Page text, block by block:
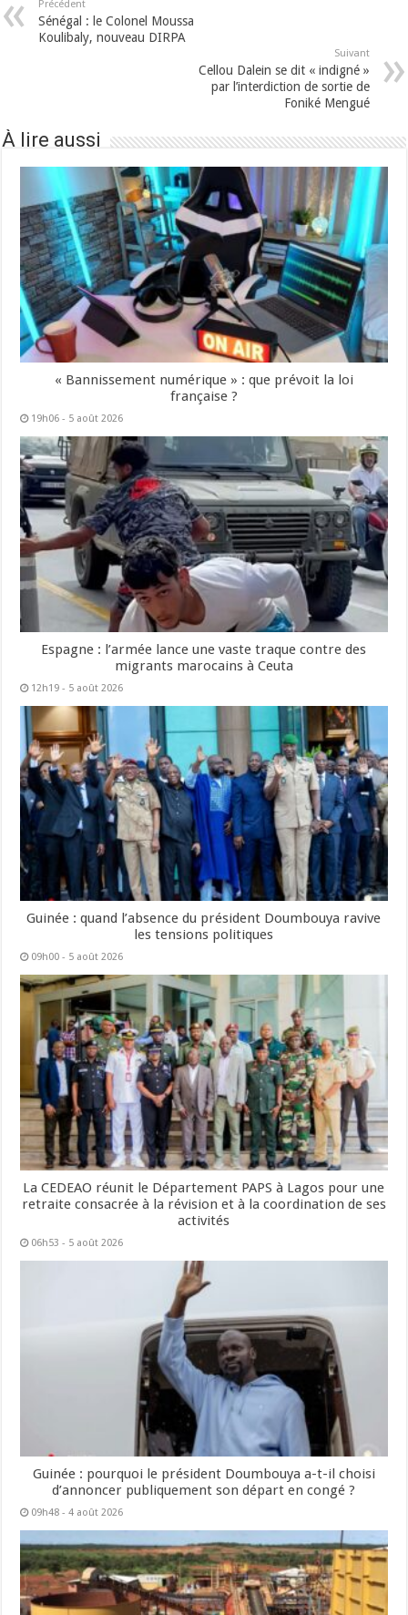
Précédent
Sénégal : le Colonel Moussa
Koulibaly, nouveau DIRPA
Suivant
Cellou Dalein se dit « indigné »
par l’interdiction de sortie de
Foniké Mengué
À lire aussi
« Bannissement numérique » : que prévoit la loi
française ?
19h06 - 5 août 2026
Espagne : l’armée lance une vaste traque contre des
migrants marocains à Ceuta
12h19 - 5 août 2026
Guinée : quand l’absence du président Doumbouya ravive
les tensions politiques
09h00 - 5 août 2026
La CEDEAO réunit le Département PAPS à Lagos pour une
retraite consacrée à la révision et à la coordination de ses
activités
06h53 - 5 août 2026
Guinée : pourquoi le président Doumbouya a-t-il choisi
d’annoncer publiquement son départ en congé ?
09h48 - 4 août 2026